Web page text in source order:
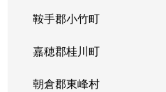
鞍手郡小竹町
嘉穂郡桂川町
朝倉郡東峰村